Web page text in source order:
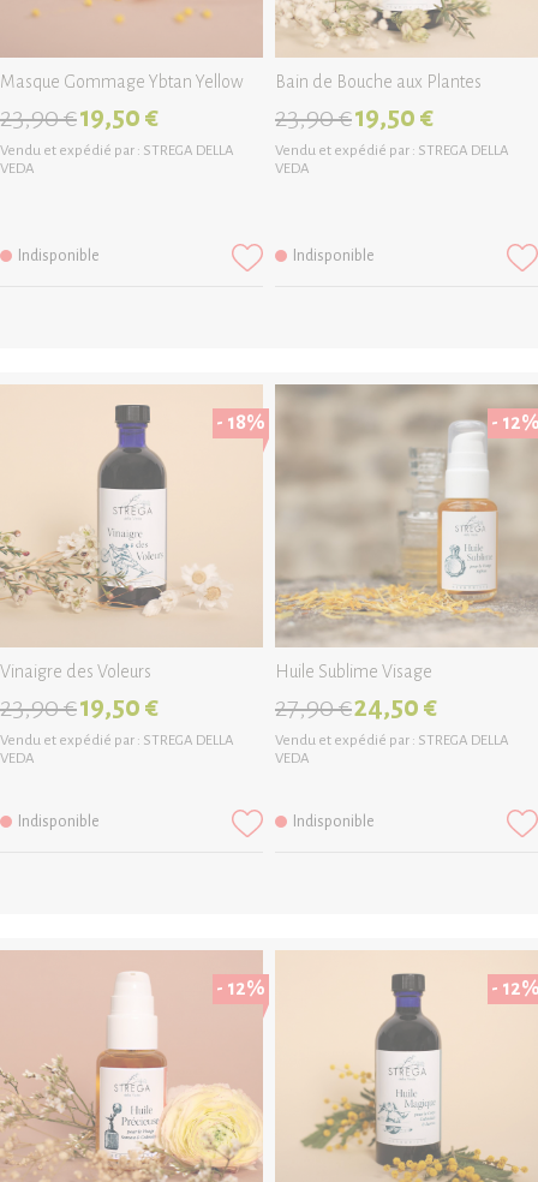
Masque Gommage Ybtan Yellow
23,90 €19,50 €
Vendu et expédié par : STREGA DELLA
VEDA
Indisponible
Bain de Bouche aux Plantes
23,90 €19,50 €
Vendu et expédié par : STREGA DELLA
VEDA
Indisponible
- 18%
Vinaigre des Voleurs
23,90 €19,50 €
Vendu et expédié par : STREGA DELLA
VEDA
Indisponible
-
Huile Sublime Visage
27,90 €24,50 €
Vendu et expédié par : STREGA DELLA
VEDA
Indisponible
- 12% -